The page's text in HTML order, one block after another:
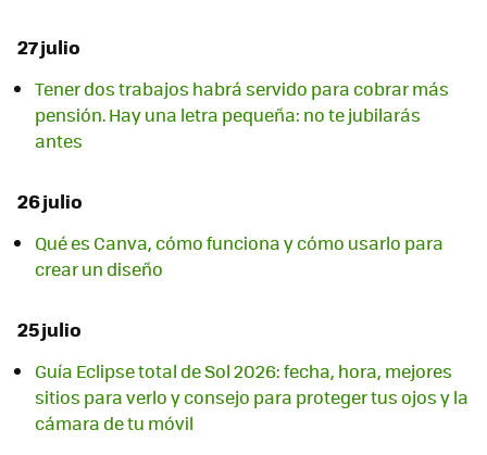
27 julio
Tener dos trabajos habrá servido para cobrar más
pensión. Hay una letra pequeña: no te jubilarás
antes
26 julio
Qué es Canva, cómo funciona y cómo usarlo para
crear un diseño
25 julio
Guía Eclipse total de Sol 2026: fecha, hora, mejores
sitios para verlo y consejo para proteger tus ojos y la
cámara de tu móvil